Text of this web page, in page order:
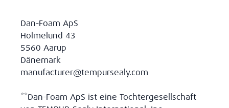
Dan-Foam ApS
Holmelund 43
5560 Aarup
Dänemark
manufacturer@tempursealy.com
**Dan-Foam ApS ist eine Tochtergesellschaft